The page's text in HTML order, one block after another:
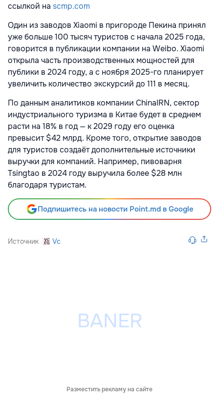
ссылкой на scmp.com
Один из заводов Xiaomi в пригороде Пекина принял
уже больше 100 тысяч туристов с начала 2025 года,
говорится в публикации компании на Weibo. Xiaomi
открыла часть производственных мощностей для
публики в 2024 году, а с ноября 2025-го планирует
увеличить количество экскурсий до 111 в месяц.
По данным аналитиков компании ChinaIRN, сектор
индустриального туризма в Китае будет в среднем
расти на 18% в год — к 2029 году его оценка
превысит $42 млрд. Кроме того, открытие заводов
для туристов создаёт дополнительные источники
выручки для компаний. Например, пивоварня
Tsingtao в 2024 году выручила более $28 млн
благодаря туристам.
Подпишитесь на новости Point.md в Google
Источник Vc
Разместить рекламу на сайте